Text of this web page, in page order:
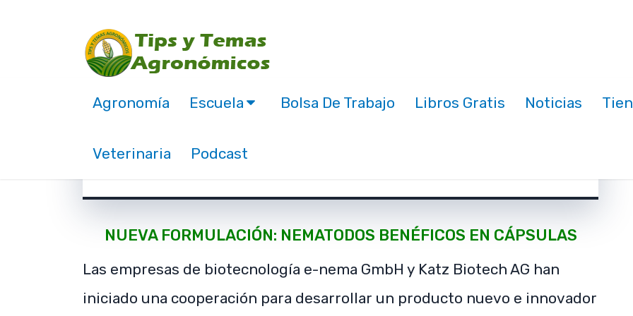
Agronomía Escuela Bolsa De Trabajo Libros Gratis Noticias
Veterinaria Podcast
enero 21, 2021
NUEVA FORMULACIÓN: NEMATODOS BENÉFICOS EN CÁPSULAS
Las empresas de biotecnología e-nema GmbH y Katz Biotech AG han
iniciado una cooperación para desarrollar un producto nuevo e innovador
Directo
N
No te pierdas la increible información que compartimos en
nuestro blog. Suscribete y se el primero en ver nuestro
contenido más fresco! TipsyTemasAgronomicos.com